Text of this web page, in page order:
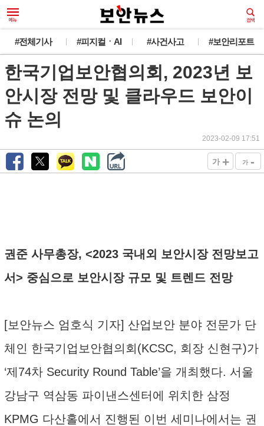
#전체기사 #피지컬ㆍAI #사건사고 #보안리포트
한국기업보안협의회, 2023년 보
안시장 전망 및 클라우드 보안이
슈 논의
2023-02-09 17:51
가 + 가 -
권준 사무총장, <2023 국내외 보안시장 전망보고
서> 중심으로 보안시장 규모 및 트렌드 전망
[보안뉴스 엄호식 기자] 산업보안 분야 전문가 단
체인 한국기업보안협의회(KCSC, 회장 신현구)가
‘제74차 Security Round Table’을 개최했다. 서울
강남구 역삼동 파이낸스센터에 위치한 삼정
KPMG 다산홀에서 진행된 이번 세미나에서는 권